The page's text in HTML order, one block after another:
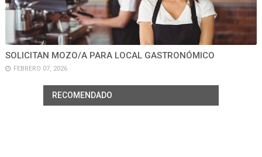
SOLICITAN MOZO/A PARA LOCAL GASTRONÓMICO
FEBRERO 07, 2026
RECOMENDADO